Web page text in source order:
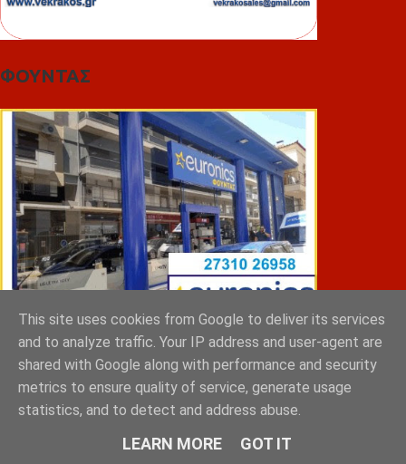
ΦΟΥΝΤΑΣ
ΣΠΥΡΑΚΗΣ ΠΑΝΑΓΙΩΤΗΣ & YIOI ΣΠΑΡΤΗ
This site uses cookies from Google to deliver its services
and to analyze traffic. Your IP address and user-agent are
shared with Google along with performance and security
metrics to ensure quality of service, generate usage
statistics, and to detect and address abuse.
LEARN MORE GOT IT